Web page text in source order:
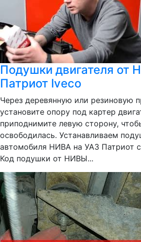
Подушки двигателя от
Патриот Iveco
Через деревянную или резиновую
установите опору под картер
приподнимите левую сторону,
освободилась. Устанавливаем
автомобиля НИВА на УАЗ Патриот
Код подушки от НИВЫ...